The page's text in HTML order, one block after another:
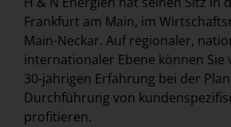
Frankfurt am Main, im
Main-Neckar. Auf regionaler,
internationaler Ebene können Sie
30-jährigen Erfahrung bei der
Durchführung von
profitieren.